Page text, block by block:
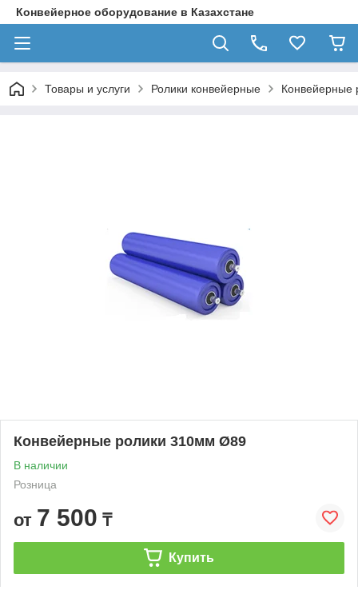
Конвейерное оборудование в Казахстане
Товары и услуги Ролики конвейерные Конвейерные
Конвейерные ролики 310мм Ø89
В наличии
Розница
от 7 500 ₸
Купить